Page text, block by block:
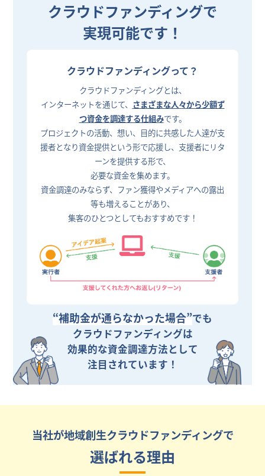
クラウドファンディングで
実現可能です！
クラウドファンディングって？
クラウドファンディングとは、
インターネットを通じて、 さまざまな人々から少額ず
つ資金を調達する仕組みです。
プロジェクトの活動、想い、目的に共感した人達が支
援者となり資金提供という形で応援し、支援者にリタ
ーンを提供する形で、
必要な資金を集めます。
資金調達のみならず、ファン獲得やメディアへの露出
等も増えることがあり、
集客のひとつとしてもおすすめです！
“補助金が通らなかった場合”でも
クラウドファンディングは
効果的な資金調達方法として
注目されています！
当社が地域創生クラウドファンディングで
選ばれる理由